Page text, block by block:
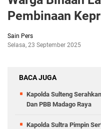
Pembinaan
Sain Pers
Selasa, 23 September 2025
BACA JUGA
Kapolda Sulteng
Dan PBB Madago Raya
Kapolda Sultra Pimpin